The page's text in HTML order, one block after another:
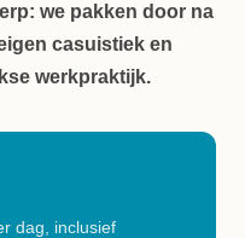
we pakken door na
casuistiek en
werkpraktijk.
dag, inclusief